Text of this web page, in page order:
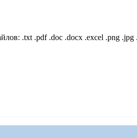
.txt .pdf .doc .docx .excel .png .jpg